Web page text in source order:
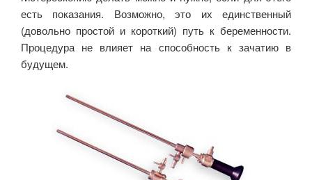
есть показания. Возможно, это их единственный
(довольно простой и короткий) путь к беременности.
Процедура не влияет на способность к зачатию в
будущем.